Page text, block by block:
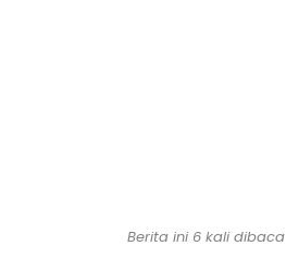
Berita ini 6 kali dibaca